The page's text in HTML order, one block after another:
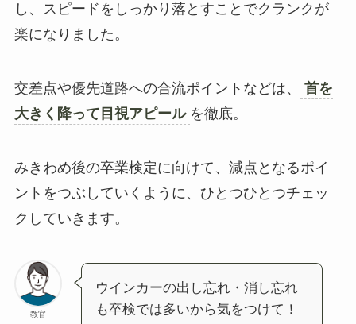
し、スピードをしっかり落とすことでクランクが
楽になりました。
交差点や優先道路への合流ポイントなどは、
首を
大きく降って目視アピール を徹底。
みきわめ後の卒業検定に向けて、減点となるポイ
ントをつぶしていくように、ひとつひとつチェッ
クしていきます。
教官
ウインカーの出し忘れ・消し忘れ
も卒検では多いから気をつけて！